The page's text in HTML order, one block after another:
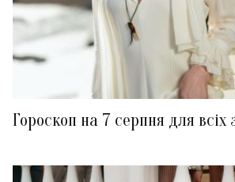
Гороскоп на 7 серпня для всіх